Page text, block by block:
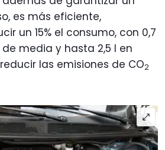
es más eficiente,
un 15% el consumo, con 0,7
media y hasta 2,5 l en
las emisiones de CO2